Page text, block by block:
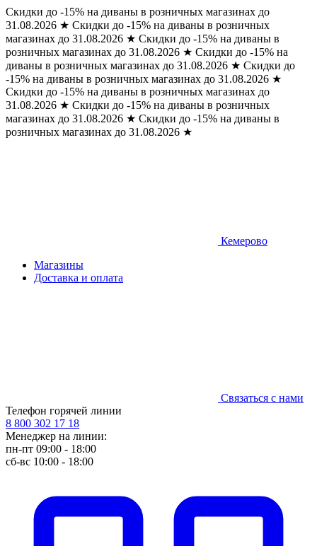
Скидки до -15% на диваны в розничных магазинах до
31.08.2026 ★ Скидки до -15% на диваны в розничных
магазинах до 31.08.2026 ★ Скидки до -15% на диваны в
розничных магазинах до 31.08.2026 ★ Скидки до -15% на
диваны в розничных магазинах до 31.08.2026 ★ Скидки до
-15% на диваны в розничных магазинах до 31.08.2026 ★
Скидки до -15% на диваны в розничных магазинах до
31.08.2026 ★ Скидки до -15% на диваны в розничных
магазинах до 31.08.2026 ★ Скидки до -15% на диваны в
розничных магазинах до 31.08.2026 ★
Кемерово
Магазины
Доставка и оплата
Связаться с нами
Телефон горячей линии
8 800 302 17 18
Менеджер на линии:
пн-пт 09:00 - 18:00
сб-вс 10:00 - 18:00